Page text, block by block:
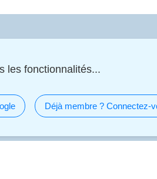
les fonctionnalités...
Déjà membre ? Connectez-